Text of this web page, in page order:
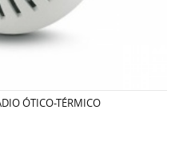
ÓTICO-TÉRMICO